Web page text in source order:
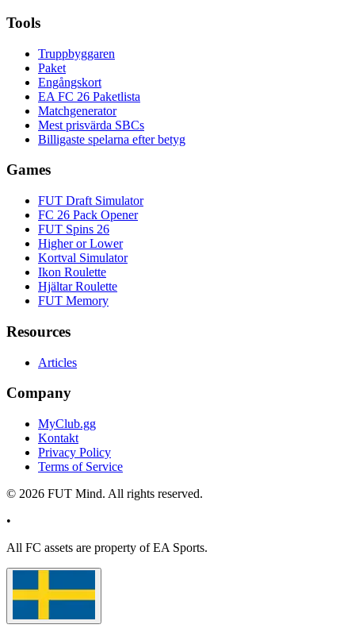
Tools
Truppbyggaren
Paket
Engångskort
EA FC 26 Paketlista
Matchgenerator
Mest prisvärda SBCs
Billigaste spelarna efter betyg
Games
FUT Draft Simulator
FC 26 Pack Opener
FUT Spins 26
Higher or Lower
Kortval Simulator
Ikon Roulette
Hjältar Roulette
FUT Memory
Resources
Articles
Company
MyClub.gg
Kontakt
Privacy Policy
Terms of Service
© 2026 FUT Mind. All rights reserved.
•
All FC assets are property of EA Sports.